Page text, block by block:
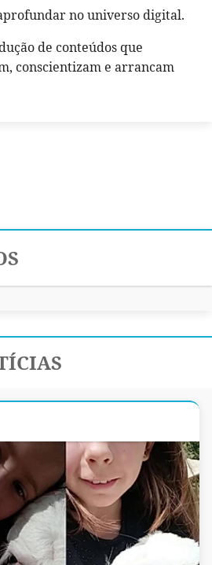
no universo digital.
de conteúdos que
conscientizam e arrancam